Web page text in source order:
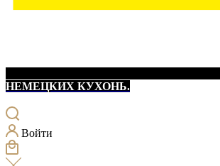
НЕМЕЦКИХ КУХОНЬ.
Войти